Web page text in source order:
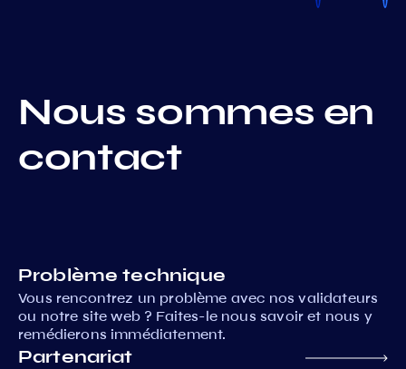
Nous sommes en
contact
Problème technique
Vous rencontrez un problème avec nos validateurs
ou notre site web ? Faites-le nous savoir et nous y
remédierons immédiatement.
Partenariat